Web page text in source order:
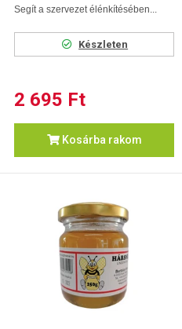
Segít a szervezet élénkítésében...
Készleten
2 695 Ft
Kosárba rakom